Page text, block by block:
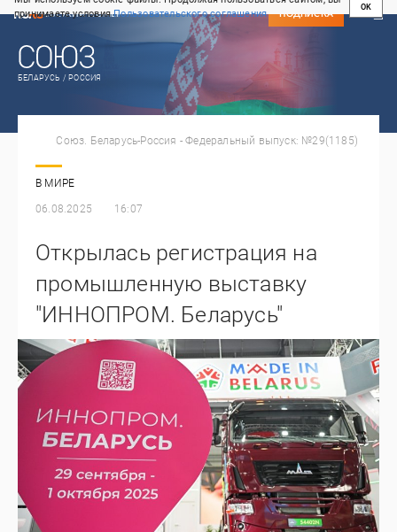
принимаете условияПользовательского соглашения
OK
СВЕЖИЙ НОМЕР
ПОДПИСКА
БЕЛАРУСЬ / РОССИЯ
В МИРЕ
06.08.2025 16:07
Союз. Беларусь-Россия - Федеральный выпуск: №29(1185)
Открылась регистрация на
промышленную выставку
"ИННОПРОМ. Беларусь"